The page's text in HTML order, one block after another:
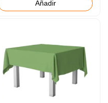
Añadir